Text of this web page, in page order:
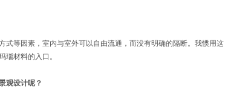
等因素，室内与室外可以自由流通，而没有明确的隔断。我惯用这
材料的入口。
观设计呢？